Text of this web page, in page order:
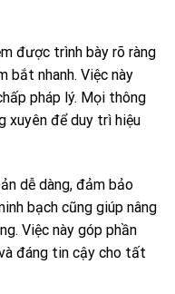
được trình bày rõ ràng
bắt nhanh. Việc này
pháp lý. Mọi thông
xuyên để duy trì hiệu
dễ dàng, đảm bảo
bạch cũng giúp nâng
Việc này góp phần
đáng tin cậy cho tất